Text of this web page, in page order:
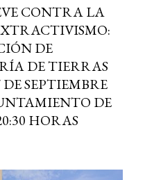
CONTRA LA
DE
DE TIERRAS
SEPTIEMBRE
DE
HORAS